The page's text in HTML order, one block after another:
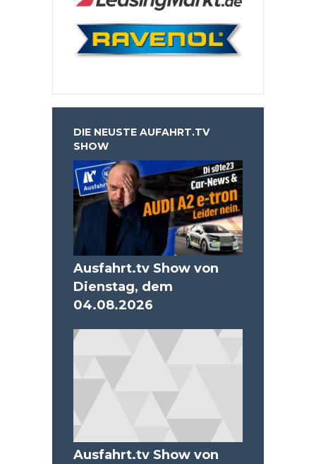
DIE NEUSTE AUFAHRT.TV
SHOW
Ausfahrt.tv Show von
Dienstag, dem
04.08.2026
Ausfahrt.tv Show von